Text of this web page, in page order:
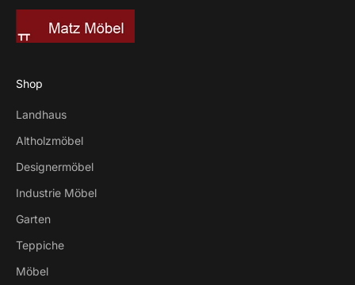
Shop
Landhaus
Altholzmöbel
Designermöbel
Industrie Möbel
Garten
Teppiche
Möbel